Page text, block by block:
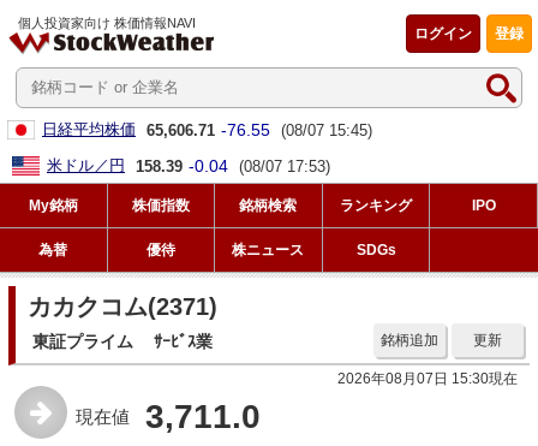
個人投資家向け 株価情報NAVI
登録
ログイン
日経平均株価 65,606.71 -76.55 (08/07 15:45)
米ドル／円
158.39 -0.04 (08/07 17:53)
My銘柄 株価指数 銘柄検索 ランキング IPO
為替 優待 株ニュース SDGs
カカクコム(2371)
東証プライム ｻｰﾋﾞｽ業 更新
銘柄追加
2026年08月07日 15:30現在
現在値 3,711.0